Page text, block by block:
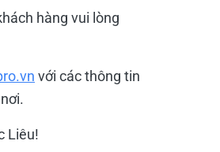
hàng vui lòng
với các thông tin
Liêu!